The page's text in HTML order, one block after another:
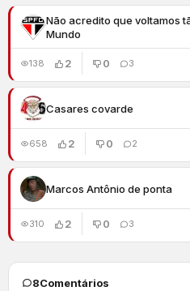
Não acredito que voltamos
Mundo
138 2 0 3
Casares covarde
658 2 0 2
Marcos Antônio de ponta
310 2 0 3
8Comentários